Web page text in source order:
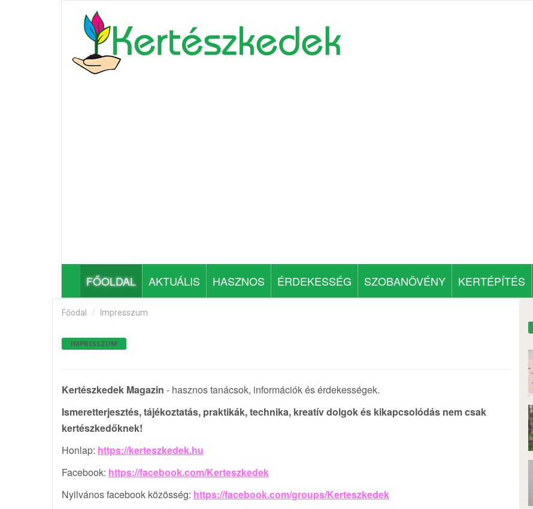
FŐOLDAL AKTUÁLIS HASZNOS ÉRDEKESSÉG SZOBANÖVÉNY KERTÉPÍTÉS
Főodal Impresszum
IMPRESSZUM
Kertészkedek Magazin - hasznos tanácsok, információk és érdekességek.
Ismeretterjesztés, tájékoztatás, praktikák, technika, kreatív dolgok és kikapcsolódás nem csak
kertészkedőknek!
Honlap: https://kerteszkedek.hu
Facebook: https://facebook.com/Kerteszkedek
Nyilvános facebook közösség: https://facebook.com/groups/Kerteszkedek